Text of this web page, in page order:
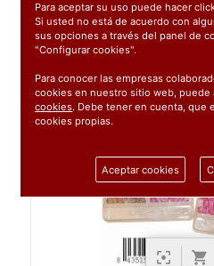
C/IVA:
Para aceptar su uso puede hacer
Si usted no está de acuerdo con
sus opciones a través del panel de
"Configurar cookies".
Para conocer las empresas
cookies en nuestro sitio web,
cookies. Debe tener en cuenta, que
cookies propias.
Aceptar cookies